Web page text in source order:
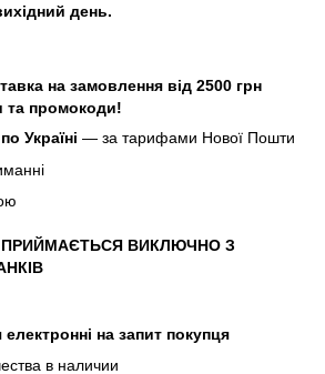
день.
на замовлення від 2500 грн
та промокоди!
Україні — за тарифами Нової Пошти
ПРИЙМАЄТЬСЯ ВИКЛЮЧНО З
на запит покупця
в наличии